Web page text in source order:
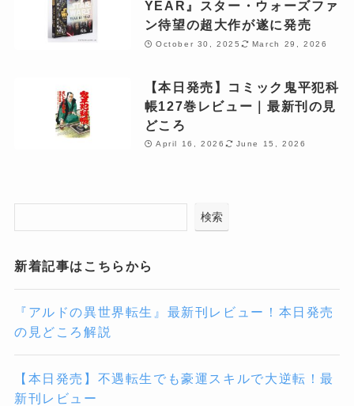
YEAR』スター・ウォーズファ
ン待望の超大作が遂に発売
October 30, 2025 March 29, 2026
【本日発売】コミック鬼平犯科
帳127巻レビュー｜最新刊の見
どころ
April 16, 2026 June 15, 2026
検索
新着記事はこちらから
『アルドの異世界転生』最新刊レビュー！本日発売
の見どころ解説
【本日発売】不遇転生でも豪運スキルで大逆転！最
新刊レビュー